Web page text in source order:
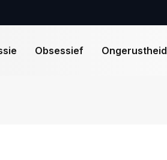
Obsessief Ongerustheid